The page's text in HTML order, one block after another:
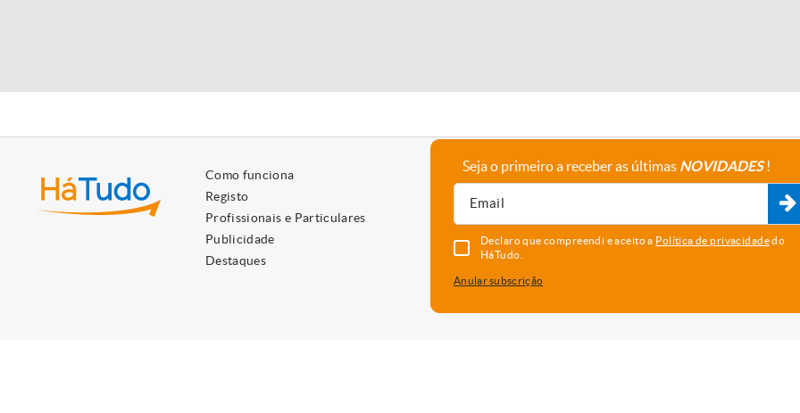
Como funciona
Registo
Profissionais e Particulares
Publicidade
Destaques
A empresa
Parceiros
Seja o primeiro a receber as últimas NOVIDADES!
Declaro que compreendi e aceito a Política de privacidadedo
HáTudo.
Anular subscrição